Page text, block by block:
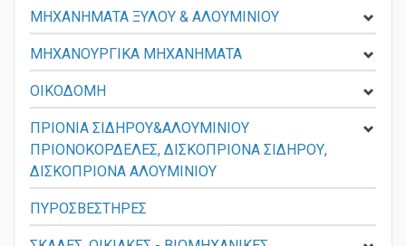
ΜΗΧΑΝΗΜΑΤΑ ΞΥΛΟΥ & ΑΛΟΥΜΙΝΙΟΥ
ΜΗΧΑΝΟΥΡΓΙΚΑ ΜΗΧΑΝΗΜΑΤΑ
ΟΙΚΟΔΟΜΗ
ΠΡΙΟΝΙΑ ΣΙΔΗΡΟΥ&ΑΛΟΥΜΙΝΙΟΥ
ΠΡΙΟΝΟΚΟΡΔΕΛΕΣ, ΔΙΣΚΟΠΡΙΟΝΑ ΣΙΔΗΡΟΥ,
ΔΙΣΚΟΠΡΙΟΝΑ ΑΛΟΥΜΙΝΙΟΥ
ΠΥΡΟΣΒΕΣΤΗΡΕΣ